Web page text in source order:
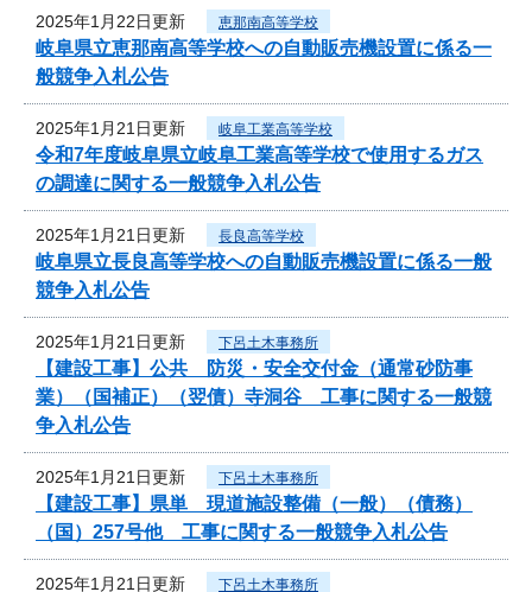
2025年1月22日更新 恵那南高等学校
岐阜県立恵那南高等学校への自動販売機設置に係る一
般競争入札公告
2025年1月21日更新 岐阜工業高等学校
令和7年度岐阜県立岐阜工業高等学校で使用するガス
の調達に関する一般競争入札公告
2025年1月21日更新 長良高等学校
岐阜県立長良高等学校への自動販売機設置に係る一般
競争入札公告
2025年1月21日更新 下呂土木事務所
【建設工事】公共 防災・安全交付金（通常砂防事
業）（国補正）（翌債）寺洞谷 工事に関する一般競
争入札公告
2025年1月21日更新 下呂土木事務所
【建設工事】県単 現道施設整備（一般）（債務）
（国）257号他 工事に関する一般競争入札公告
2025年1月21日更新 下呂土木事務所